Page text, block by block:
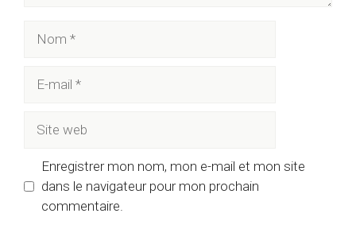
mail
web
Enregistrer mon nom, mon e-mail et mon site
dans le navigateur pour mon prochain
commentaire.